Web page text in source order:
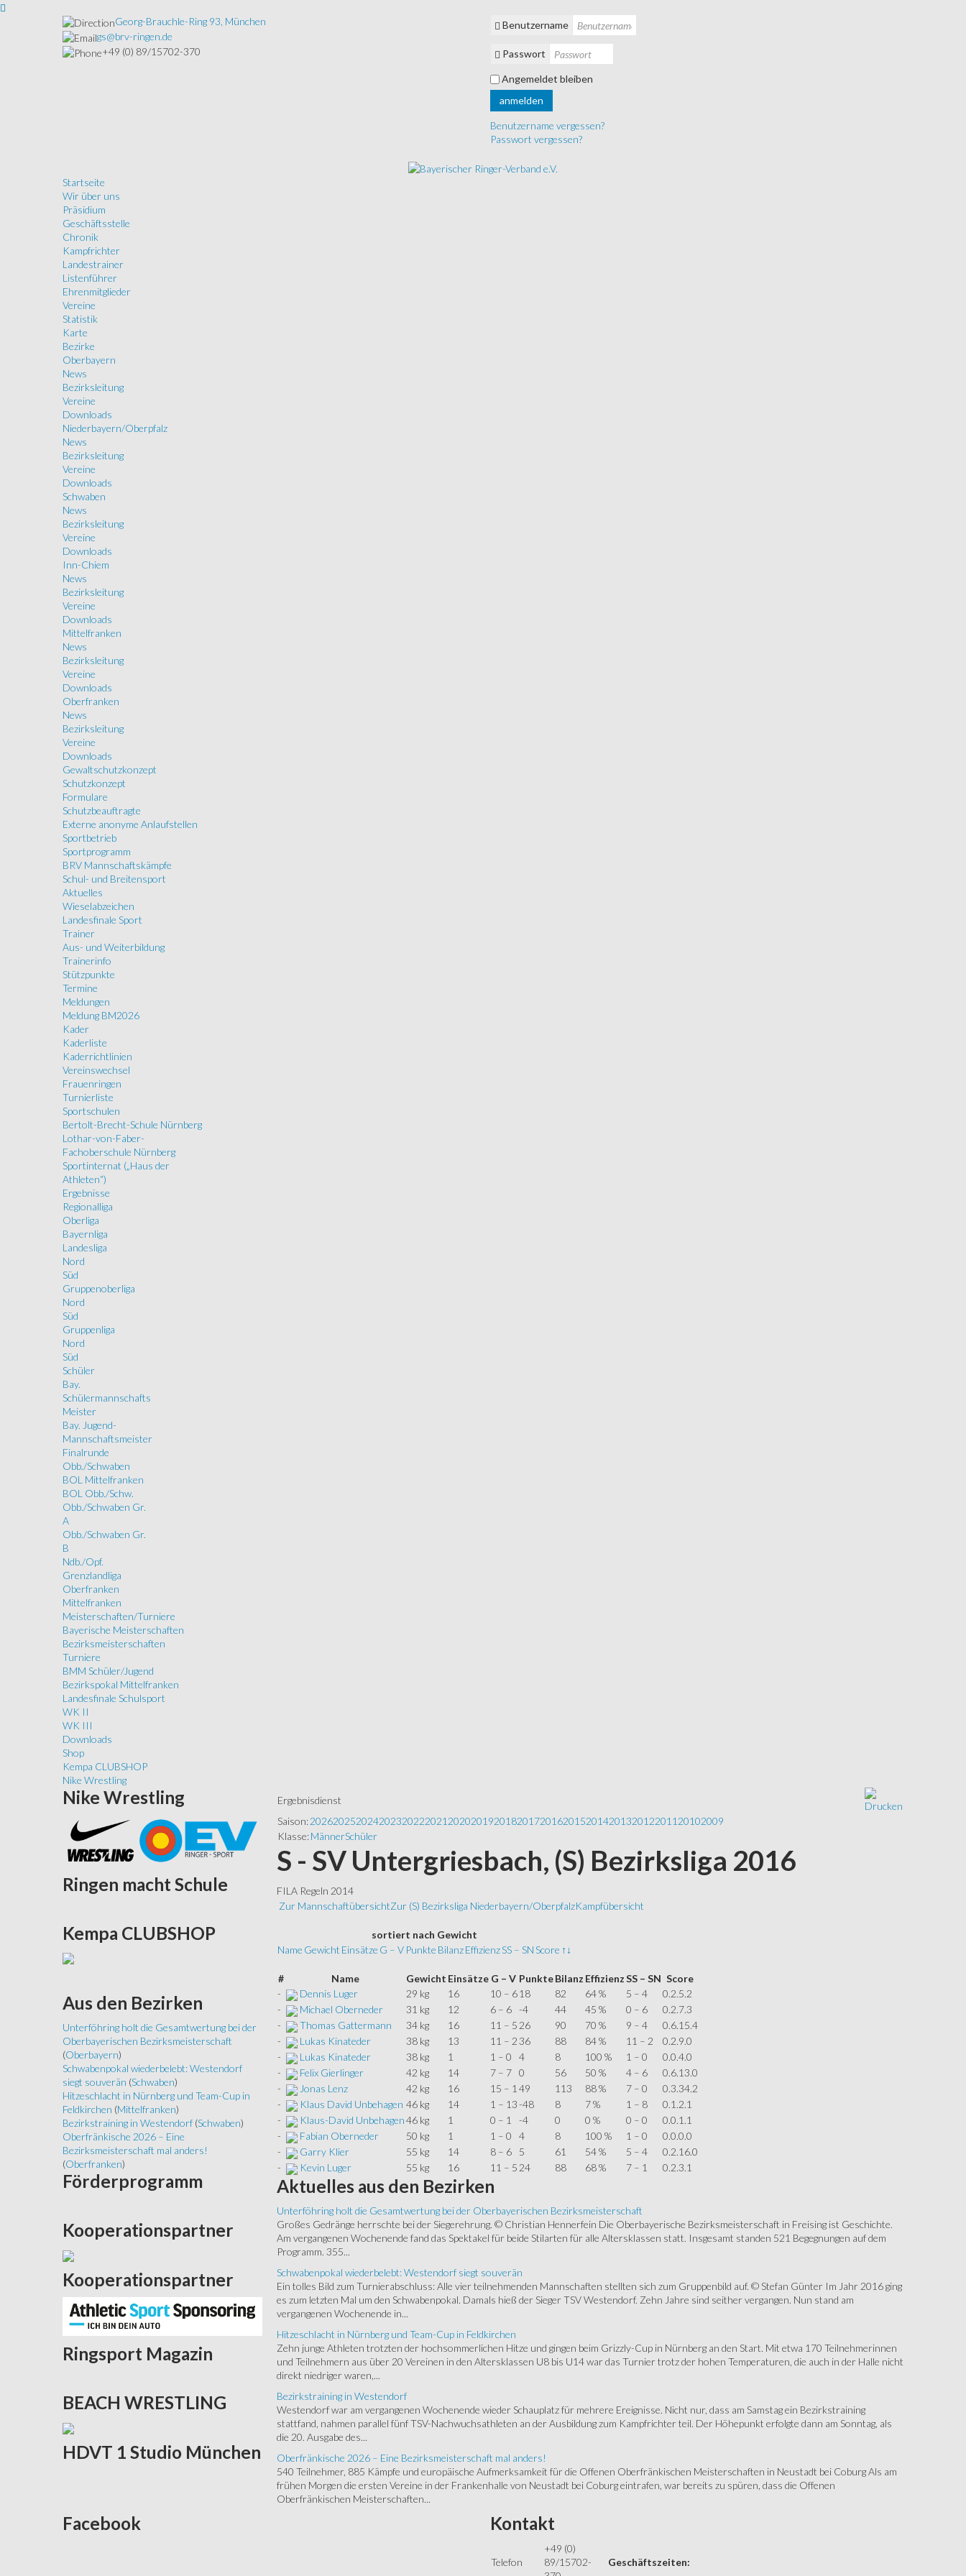
Georg-Brauchle-Ring 93, München
gs@brv-ringen.de
+49 (0) 89/15702-370
Benutzername
Passwort
Angemeldet bleiben
anmelden
Benutzername vergessen?
Passwort vergessen?
Startseite
Wir über uns
Präsidium
Geschäftsstelle
Chronik
Kampfrichter
Landestrainer
Listenführer
Ehrenmitglieder
Vereine
Statistik
Karte
Bezirke
Oberbayern
News
Bezirksleitung
Vereine
Downloads
Niederbayern/Oberpfalz
News
Bezirksleitung
Vereine
Downloads
Schwaben
News
Bezirksleitung
Vereine
Downloads
Inn-Chiem
News
Bezirksleitung
Vereine
Downloads
Mittelfranken
News
Bezirksleitung
Vereine
Downloads
Oberfranken
News
Bezirksleitung
Vereine
Downloads
Gewaltschutzkonzept
Schutzkonzept
Formulare
Schutzbeauftragte
Externe anonyme Anlaufstellen
Sportbetrieb
Sportprogramm
BRV Mannschaftskämpfe
Schul- und Breitensport
Aktuelles
Wieselabzeichen
Landesfinale Sport
Trainer
Aus- und Weiterbildung
Trainerinfo
Stützpunkte
Termine
Meldungen
Meldung BM2026
Kader
Kaderliste
Kaderrichtlinien
Vereinswechsel
Frauenringen
Turnierliste
Sportschulen
Bertolt-Brecht-Schule Nürnberg
Lothar-von-Faber-
Fachoberschule Nürnberg
Sportinternat („Haus der
Athleten“)
Ergebnisse
Regionalliga
Oberliga
Bayernliga
Landesliga
Nord
Süd
Gruppenoberliga
Nord
Süd
Gruppenliga
Nord
Süd
Schüler
Bay.
Schülermannschafts
Meister
Bay. Jugend-
Mannschaftsmeister
Finalrunde
Obb./Schwaben
BOL Mittelfranken
BOL Obb./Schw.
Obb./Schwaben Gr.
A
Obb./Schwaben Gr.
B
Ndb./Opf.
Grenzlandliga
Oberfranken
Mittelfranken
Meisterschaften/Turniere
Bayerische Meisterschaften
Bezirksmeisterschaften
Turniere
BMM Schüler/Jugend
Bezirkspokal Mittelfranken
Landesfinale Schulsport
WK II
WK III
Downloads
Shop
Kempa CLUBSHOP
Nike Wrestling
Ergebnisdienst
Saison: 202620252024202320222021 2020201920182017201620152014201320122011 20102009
Klasse: MännerSchüler
S - SV Untergriesbach, (S) Bezirksliga 2016
FILA Regeln 2014
Zur MannschaftübersichtZur (S) Bezirksliga Niederbayern/OberpfalzKampfübersicht
sortiert nach Gewicht
Name Gewicht Einsätze G – V Punkte Bilanz EffizienzSS – SNScore ↑↓
# Name Gewicht Einsätze G – V Punkte Bilanz EffizienzSS – SN Score
-
Dennis Luger 29 kg 16 10 – 6 18 82 64 % 5 – 4
0.2.5.2
-
Michael Oberneder 31 kg 12 6 – 6 -4 44 45 % 0 – 6
0.2.7.3
-
Thomas Gattermann 34 kg 16 11 – 5 26 90 70 % 9 – 4
0.6.15.4
-
Lukas Kinateder 38 kg 13 11 – 236 88 84 % 11 – 2
0.2.9.0
-
Lukas Kinateder 38 kg 1 1 – 0 4 8 100 % 1 – 0
0.0.4.0
-
Felix Gierlinger 42 kg 14 7 – 7 0 56 50 % 4 – 6
0.6.13.0
-
Jonas Lenz 42 kg 16 15 – 1 49 113 88 % 7 – 0
0.3.34.2
-
Klaus David Unbehagen 46 kg 14 1 – 13-48 8 7 % 1 – 8
0.1.2.1
-
Klaus-David Unbehagen46 kg 1 0 – 1 -4 0 0 % 0 – 0
0.0.1.1
-
Fabian Oberneder 50 kg 1 1 – 0 4 8 100 % 1 – 0
0.0.0.0
-
Garry Klier 55 kg 14 8 – 6 5 61 54 % 5 – 4
0.2.16.0
-
Kevin Luger 55 kg 16 11 – 5 24 88 68 % 7 – 1 0.2.3.1
Aktuelles aus den Bezirken
Unterföhring holt die Gesamtwertung bei der Oberbayerischen Bezirksmeisterschaft
Großes Gedränge herrschte bei der Siegerehrung. © Christian Hennerfein Die Oberbayerische Bezirksmeisterschaft in Freising ist Geschichte.
Am vergangenen Wochenende fand das Spektakel für beide Stilarten für alle Altersklassen statt. Insgesamt standen 521 Begegnungen auf dem
Programm. 355...
Schwabenpokal wiederbelebt: Westendorf siegt souverän
Ein tolles Bild zum Turnierabschluss: Alle vier teilnehmenden Mannschaften stellten sich zum Gruppenbild auf. © Stefan Günter Im Jahr 2016 ging
es zum letzten Mal um den Schwabenpokal. Damals hieß der Sieger TSV Westendorf. Zehn Jahre sind seither vergangen. Nun stand am
vergangenen Wochenende in...
Hitzeschlacht in Nürnberg und Team-Cup in Feldkirchen
Zehn junge Athleten trotzten der hochsommerlichen Hitze und gingen beim Grizzly-Cup in Nürnberg an den Start. Mit etwa 170 Teilnehmerinnen
und Teilnehmern aus über 20 Vereinen in den Altersklassen U8 bis U14 war das Turnier trotz der hohen Temperaturen, die auch in der Halle nicht
direkt niedriger waren,...
Bezirkstraining in Westendorf
Westendorf war am vergangenen Wochenende wieder Schauplatz für mehrere Ereignisse. Nicht nur, dass am Samstag ein Bezirkstraining
stattfand, nahmen parallel fünf TSV-Nachwuchsathleten an der Ausbildung zum Kampfrichter teil. Der Höhepunkt erfolgte dann am Sonntag, als
die 20. Ausgabe des...
Oberfränkische 2026 – Eine Bezirksmeisterschaft mal anders!
540 Teilnehmer, 885 Kämpfe und europäische Aufmerksamkeit für die Offenen Oberfränkischen Meisterschaften in Neustadt bei Coburg Als am
frühen Morgen die ersten Vereine in der Frankenhalle von Neustadt bei Coburg eintrafen, war bereits zu spüren, dass die Offenen
Oberfränkischen Meisterschaften...
Nike Wrestling
Ringen macht Schule
Kempa CLUBSHOP
Aus den Bezirken
Unterföhring holt die Gesamtwertung bei der
Oberbayerischen Bezirksmeisterschaft
(Oberbayern)
Schwabenpokal wiederbelebt: Westendorf
siegt souverän (Schwaben)
Hitzeschlacht in Nürnberg und Team-Cup in
Feldkirchen (Mittelfranken)
Bezirkstraining in Westendorf (Schwaben)
Oberfränkische 2026 – Eine
Bezirksmeisterschaft mal anders!
(Oberfranken)
Förderprogramm
Kooperationspartner
Kooperationspartner
Ringsport Magazin
BEACH WRESTLING
HDVT 1 Studio München
Facebook Kontakt
Telefon
+49 (0)
89/15702-
Geschäftszeiten: